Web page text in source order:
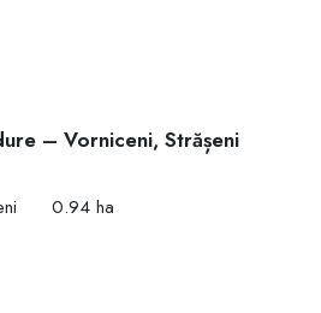
– Vorniceni, Strășeni
0.94 ha